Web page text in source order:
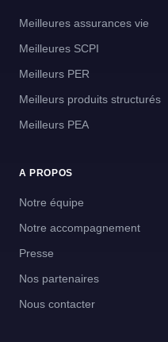
Meilleures assurances vie
Meilleures SCPI
Meilleurs PER
Meilleurs produits structurés
Meilleurs PEA
A PROPOS
Notre équipe
Notre accompagnement
Presse
Nos partenaires
Nous contacter